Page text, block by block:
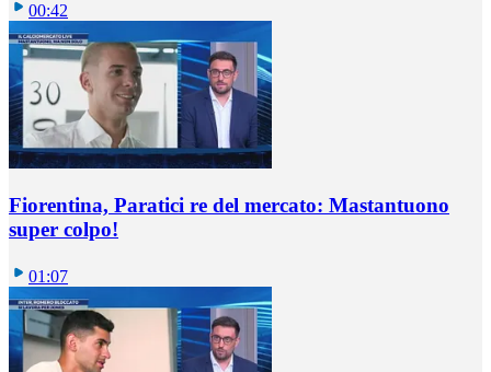
00:42
Fiorentina, Paratici re del mercato: Mastantuono
super colpo!
01:07